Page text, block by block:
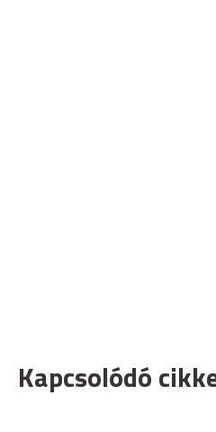
Kapcsolódó